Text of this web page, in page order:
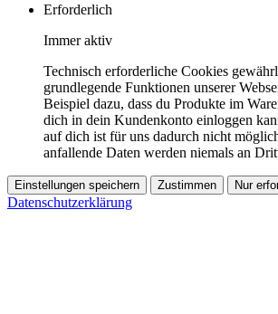
Erforderlich
Immer aktiv
Technisch erforderliche Cookies
grundlegende Funktionen unserer
Beispiel dazu, dass du Produkte im
dich in dein Kundenkonto einloggen
auf dich ist für uns dadurch nicht
anfallende Daten werden niemals an
Einstellungen speichern Zustimmen Nur
Datenschutzerklärung